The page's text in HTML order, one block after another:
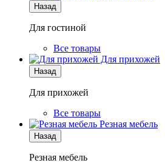
Назад
Для гостиной
Все товары
Для прихожей
Назад
Для прихожей
Все товары
Резная мебель
Назад
Резная мебель